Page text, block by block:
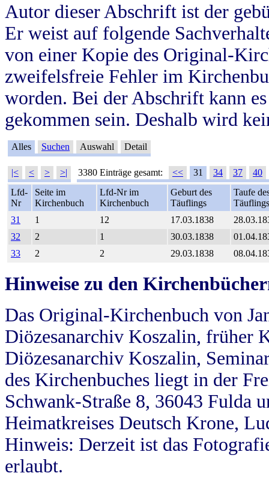
Autor dieser Abschrift ist der
Er weist auf folgende
von einer Kopie des Original-
zweifelsfreie Fehler im
worden. Bei der Abschrift kann
gekommen sein. Deshalb wird
Alles Suchen Auswahl Detail
|< < > >| 3380 Einträge gesamt: << 31 34 37
40
Lfd-
Nr
Seite im
Kirchenbuch
Lfd-Nr im
Kirchenbuch
Geburt des
Täuflings
Taufe
Täuflings
31
1 12 17.03.1838
32
2 1 30.03.1838
33
2 2 29.03.1838
Hinweise zu den
Das Original-Kirchenbuch von
Diözesanarchiv Koszalin, früher
Diözesanarchiv Koszalin,
des Kirchenbuches liegt in der
Schwank-Straße 8, 36043 Fulda
Heimatkreises Deutsch Krone,
Hinweis: Derzeit ist das
erlaubt.